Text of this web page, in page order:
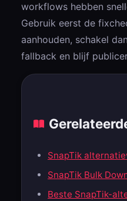
workflows hebben
Gebruik eerst de
aanhouden, schakel
fallback en blijf
SnapTik
SnapTik Bulk
Beste SnapTik-